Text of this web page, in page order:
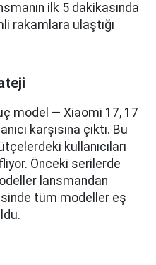
ilk 5 dakikasında
rakamlara ulaştığı
model — Xiaomi 17, 17
karşısına çıktı. Bu
kullanıcıları
Önceki serilerde
lansmandan
tüm modeller eş